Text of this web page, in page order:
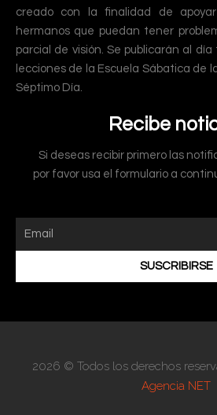
creado con la finalidad de
hermanos que puedan tener
parcial de visión. Se publicarán al
lecciones de la Escuela Sábatica de
Séptimo Día.
Recibe
Si deseas recibir primero las
por favor usa el formulario a
SUSCRIBIRSE
2026 © Todos los derechos
Agencia NET